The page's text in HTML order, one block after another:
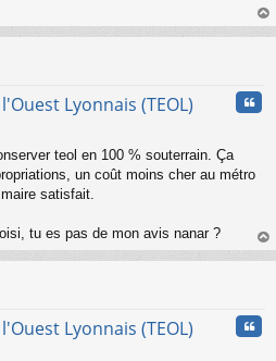
au
Lyonnais (TEOL)
teol en 100 % souterrain. Ça
un coût moins cher au métro
satisfait.
tu es pas de mon avis nanar ?
au
Lyonnais (TEOL)